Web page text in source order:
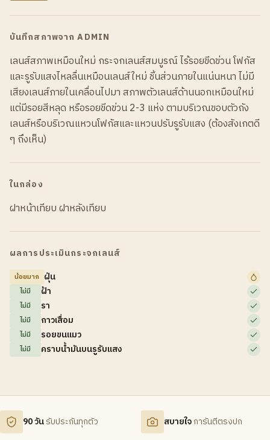
บันทึกสภาพจาก ADMIN
เลนส์สภาพเหมือนใหม่ กระจกเลนส์สมบูรณ์ ไร้รอยขีดข่วน โฟกัส
และรูรับแสงไหลลื่นเหมือนเลนส์ใหม่ ชิ้นส่วนภายในแน่นหนา ไม่มี
เสียงเลนส์ภายในเคลื่อนไปมา สภาพตัวเลนส์ด้านนอกเหมือนใหม่
แต่มีรอยสีหลุด หรือรอยขีดข่วน 2-3 แห่ง ตามบริเวณขอบตัวถัง
เลนส์หรือบริเวณแหวนโฟกัสและแหวนปรับรูรับแสง (ต้องสังเกตดี
ๆ ถึงเห็น)
ในกล่อง
ฝาหน้าเทียบ ฝาหลังเทียบ
ผลการประเมินกระจกเลนส์
น้อยมาก ฝุ่น
ไม่มี ฝ้า
ไม่มี รา
ไม่มี กาวเสื่อม
ไม่มี รอยขนแมว
ไม่มี คราบน้ำมันบนรูรับแสง
90 วันรับประกันทุกตัว สบายใจการันตีตรงปก